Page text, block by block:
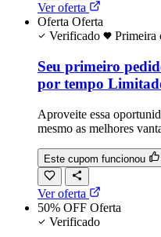
Ver oferta
Oferta Oferta
Verificado
Primeira
Seu primeiro
por tempo
Aproveite essa
mesmo as melhores
Este cupom funcionou
Ver oferta
50% OFF Oferta
Verificado